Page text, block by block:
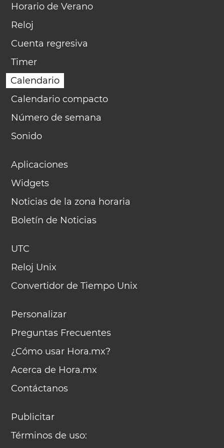
Horario de Verano
Reloj
Cuenta regresiva
Timer
Calendario
Calendario compacto
Número de semana
Sonido
Aplicaciones
Widgets
Noticias de la zona horaria
Boletín de Noticias
UTC
Reloj Unix
Convertidor de Tiempo Unix
Personalizar
Preguntas Frecuentes
¿Cómo usar Hora.mx?
Acerca de Hora.mx
Contáctanos
Publicitar
Términos de uso: